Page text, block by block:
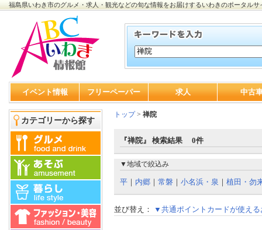
福島県いわき市のグルメ・求人・観光などの旬な情報をお届けするいわきのポータルサ
イベント情報 フリーペーパー 求人 中古
カテゴリーから探す
トップ> 禅院
『禅院』 検索結果 0件
▼地域で絞込み
平 ｜ 内郷 ｜ 常磐 ｜ 小名浜・泉 ｜ 植田・勿
並び替え： ▼共通ポイントカードが使える